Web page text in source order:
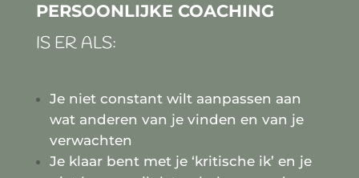
PERSOONLIJKE COACHING
IS ER ALS:
Je niet constant wilt aanpassen aan
wat anderen van je vinden en van je
verwachten
Je klaar bent met je ‘kritische ik’ en je